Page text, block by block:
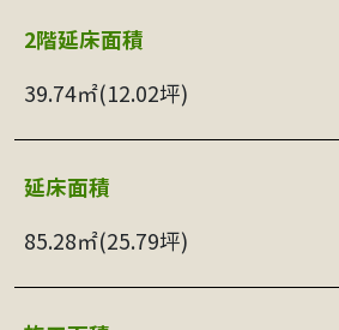
2階延床⾯積
39.74㎡(12.02坪)
延床⾯積
85.28㎡(25.79坪)